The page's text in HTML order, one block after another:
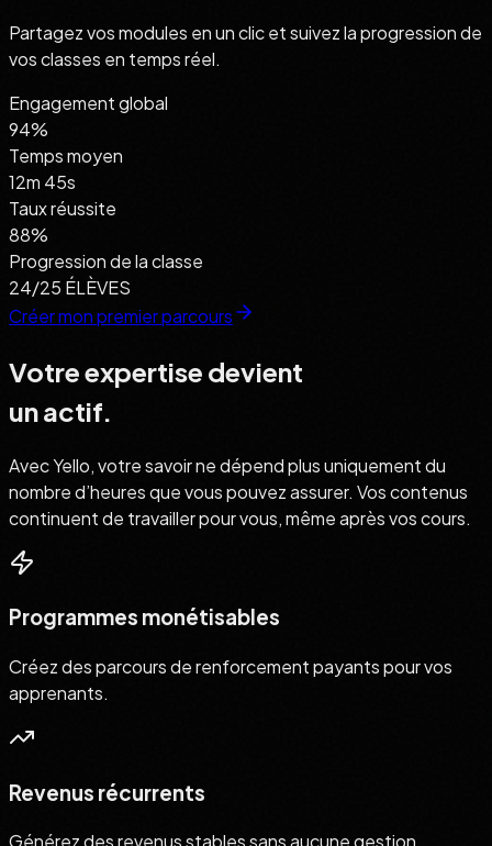
Partagez vos modules en un clic et suivez la progression de
vos classes en temps réel.
Engagement global
94%
Temps moyen
12m 45s
Taux réussite
88%
Progression de la classe
24/25 ÉLÈVES
Créer mon premier parcours
Votre expertise devient
un actif.
Avec Yello, votre savoir ne dépend plus uniquement du
nombre d’heures que vous pouvez assurer. Vos contenus
continuent de travailler pour vous, même après vos cours.
Programmes monétisables
Créez des parcours de renforcement payants pour vos
apprenants.
Revenus récurrents